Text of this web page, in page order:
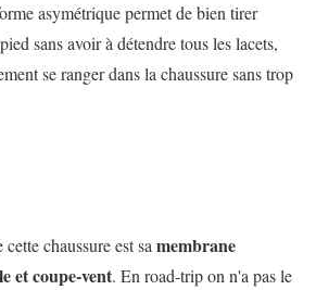
asymétrique permet de bien tirer
sans avoir à détendre tous les lacets,
se ranger dans la chaussure sans trop
chaussure est samembrane
et coupe-vent. En road-trip on n'a pas le